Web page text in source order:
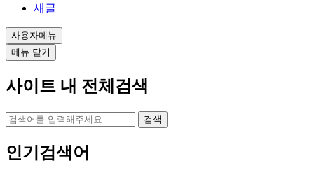
새글
사용자메뉴
메뉴 닫기
사이트 내 전체검색
검색
인기검색어